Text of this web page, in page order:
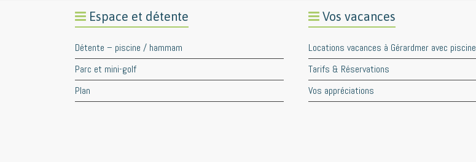
Espace et détente
Détente – piscine / hammam
Parc et mini-golf
Plan
Vos vacances
Locations vacances à Gérardmer avec piscine
Tarifs & Réservations
Vos appréciations